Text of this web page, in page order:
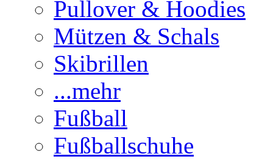
Pullover & Hoodies
Mützen & Schals
Skibrillen
...mehr
Fußball
Fußballschuhe